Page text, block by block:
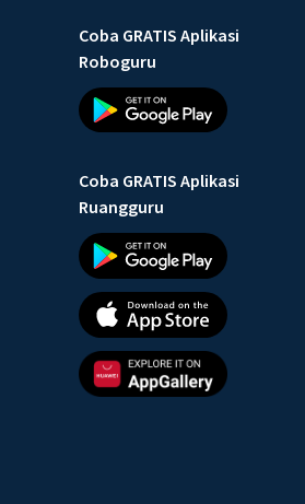
Coba GRATIS Aplikasi
Roboguru
Coba GRATIS Aplikasi
Ruangguru